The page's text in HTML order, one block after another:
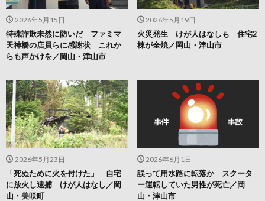
2026年6月1日
誤って用水路に転落か スクータ
ー運転していた男性が死亡／岡
山・津山市
2026年5月23日
「死ぬために火を付けた」 自宅
に放火し逮捕 けが人はなし／岡
山・美咲町
2026年5月19日
火災発生 けが人はなしも 住宅2
棟が全焼／岡山・津山市
2026年5月15日
特殊詐欺未然に防いだ ファミマ
天神橋の店員らに感謝状 これか
らも声かけを／岡山・津山市